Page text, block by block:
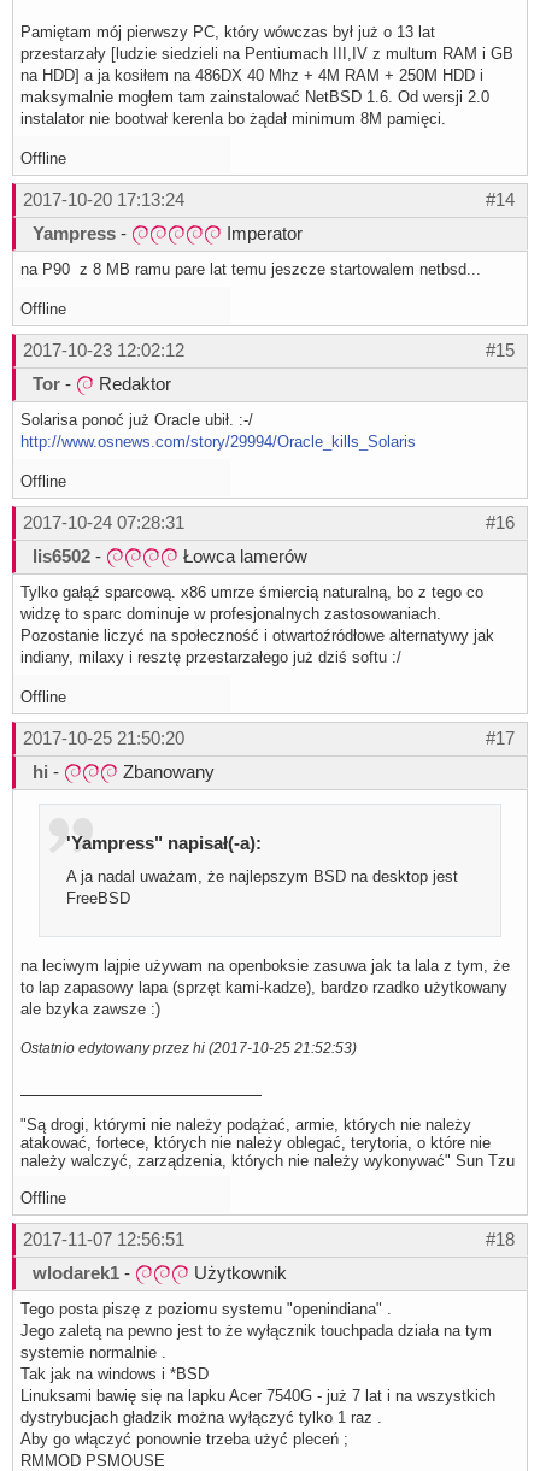
Pamiętam mój pierwszy PC, który wówczas był już o 13 lat
przestarzały [ludzie siedzieli na Pentiumach III,IV z multum RAM i GB
na HDD] a ja kosiłem na 486DX 40 Mhz + 4M RAM + 250M HDD i
maksymalnie mogłem tam zainstalować NetBSD 1.6. Od wersji 2.0
instalator nie bootwał kerenla bo żądał minimum 8M pamięci.
Offline
#14
2017-10-20 17:13:24
Yampress - Imperator
na P90 z 8 MB ramu pare lat temu jeszcze startowalem netbsd...
Offline
#15
2017-10-23 12:02:12
Tor - Redaktor
Solarisa ponoć już Oracle ubił. :-/
http://www.osnews.com/story/29994/Oracle_kills_Solaris
Offline
#16
2017-10-24 07:28:31
lis6502 - Łowca lamerów
Tylko gałąź sparcową. x86 umrze śmiercią naturalną, bo z tego co
widzę to sparc dominuje w profesjonalnych zastosowaniach.
Pozostanie liczyć na społeczność i otwartoźródłowe alternatywy jak
indiany, milaxy i resztę przestarzałego już dziś softu :/
Offline
#17
2017-10-25 21:50:20
hi - Zbanowany
'Yampress" napisał(-a):
A ja nadal uważam, że najlepszym BSD na desktop jest
FreeBSD
na leciwym lajpie używam na openboksie zasuwa jak ta lala z tym, że
to lap zapasowy lapa (sprzęt kami-kadze), bardzo rzadko użytkowany
ale bzyka zawsze :)
Ostatnio edytowany przez hi (2017-10-25 21:52:53)
"Są drogi, którymi nie należy podążać, armie, których nie należy
atakować, fortece, których nie należy oblegać, terytoria, o które nie
należy walczyć, zarządzenia, których nie należy wykonywać" Sun Tzu
Offline
#18
2017-11-07 12:56:51
wlodarek1 - Użytkownik
Tego posta piszę z poziomu systemu "openindiana" .
Jego zaletą na pewno jest to że wyłącznik touchpada działa na tym
systemie normalnie .
Tak jak na windows i *BSD
Linuksami bawię się na lapku Acer 7540G - już 7 lat i na wszystkich
dystrybucjach gładzik można wyłączyć tylko 1 raz .
Aby go włączyć ponownie trzeba użyć pleceń ;
RMMOD PSMOUSE